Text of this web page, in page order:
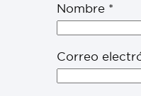
Nombre *
Correo